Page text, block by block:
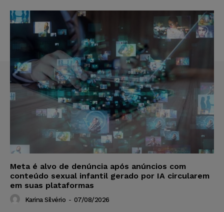
Meta é alvo de denúncia após anúncios com
conteúdo sexual infantil gerado por IA circularem
em suas plataformas
Karina Silvério - 07/08/2026